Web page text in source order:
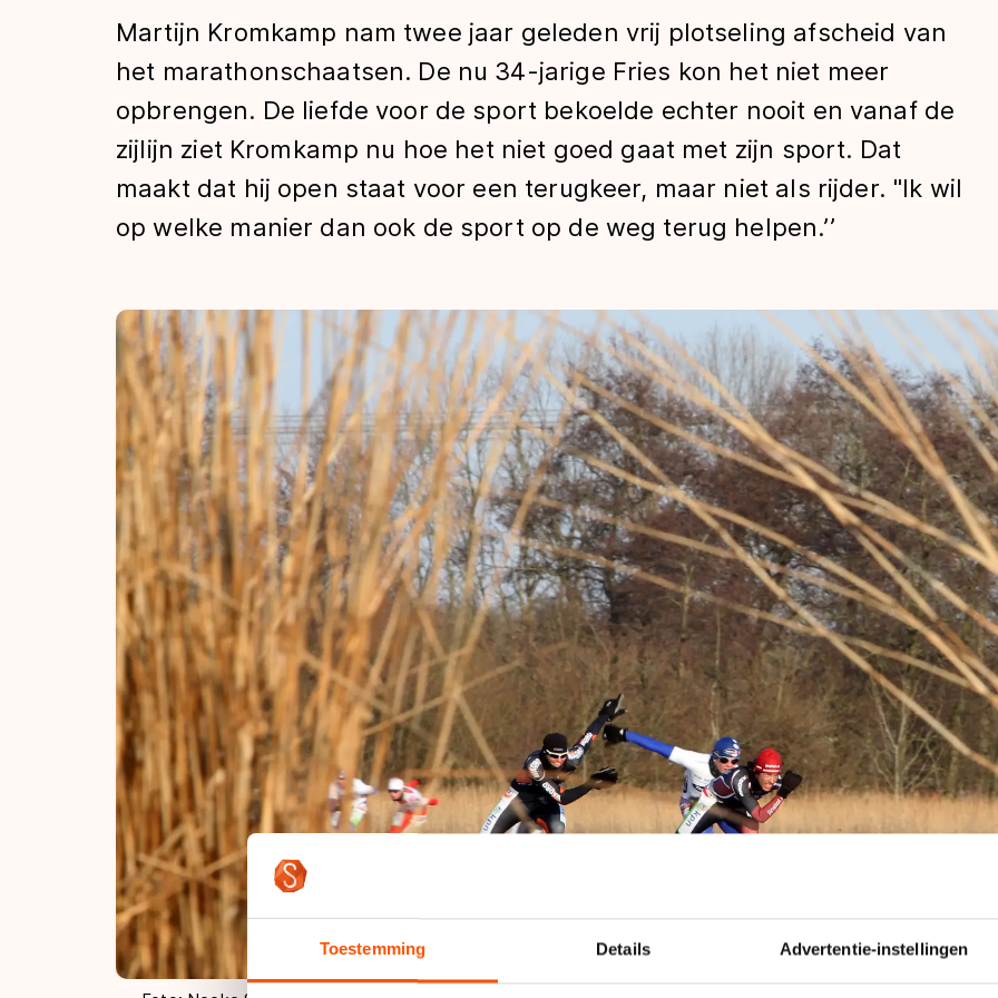
Toestemming Details Advertentie-instellingen
Tijden & historie
De weg op
Schaatsfans
Martijn Kromkamp nam twee jaar geleden vrij plotseling afscheid van
het marathonschaatsen. De nu 34-jarige Fries kon het niet meer
opbrengen. De liefde voor de sport bekoelde echter nooit en vanaf de
zijlijn ziet Kromkamp nu hoe het niet goed gaat met zijn sport. Dat
maakt dat hij open staat voor een terugkeer, maar niet als rijder. "Ik wil
op welke manier dan ook de sport op de weg terug helpen.’’